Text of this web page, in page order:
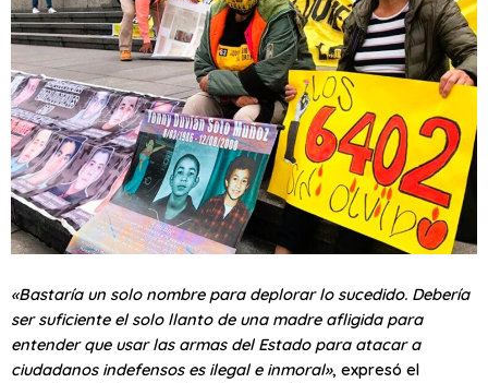
«Bastaría un solo nombre para deplorar lo sucedido. Debería
ser suficiente el solo llanto de una madre afligida para
entender que usar las armas del Estado para atacar a
ciudadanos indefensos es ilegal e inmoral», expresó el